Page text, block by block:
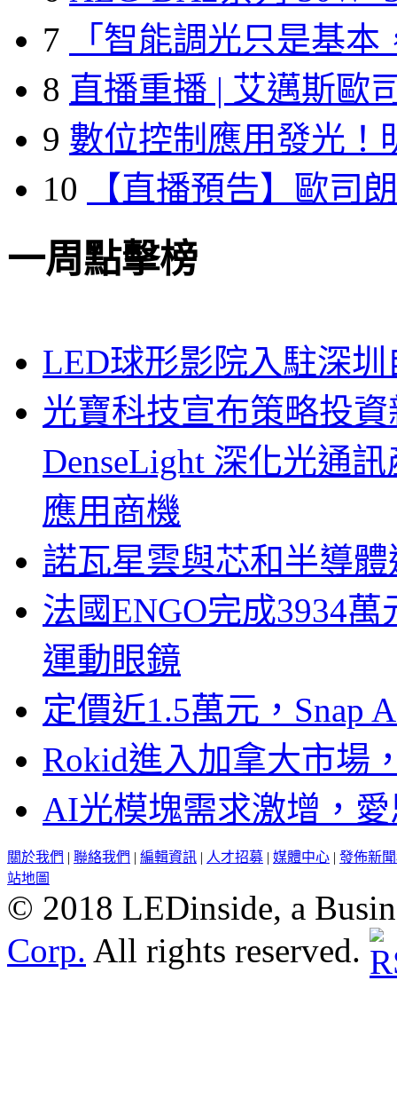
7
「智能調光只是基本
8 直播重播 | 艾邁斯歐
9 數位控制應用發光！
10
【直播預告】歐司
一周點擊榜
LED球形影院入駐深
光寶科技宣布策略投
DenseLight 深化光通
應用商機
諾瓦星雲與芯和半導
法國ENGO完成3934
運動眼鏡
定價近1.5萬元，Snap
Rokid進入加拿大市場
AI光模塊需求激增，
關於我們 | 聯絡我們 | 編輯資訊 | 人才招募 | 媒體中心 | 發佈新
站地圖
© 2018 LEDinside, a
Corp. All rights reserved.